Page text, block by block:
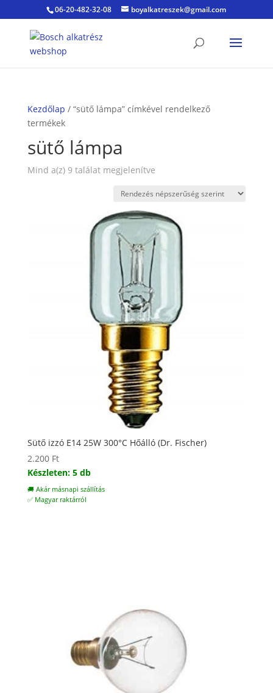
06-20-482-32-08 boyalkatreszek@gmail.com
Kezdőlap / “sütő lámpa” címkével rendelkező
termékek
sütő lámpa
Mind a(z) 9 találat megjelenítveSorted
popularity
Sütő izzó E14 25W 300°C Hőálló (Dr. Fischer)
2.200 Ft
Készleten: 5 db
🚚 Akár másnapi szállítás
✅ Magyar raktárról